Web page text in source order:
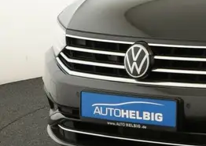
Anzeige aufgeben